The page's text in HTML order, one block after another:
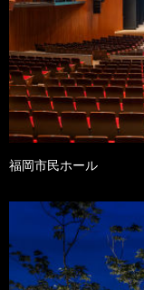
福岡市民ホール